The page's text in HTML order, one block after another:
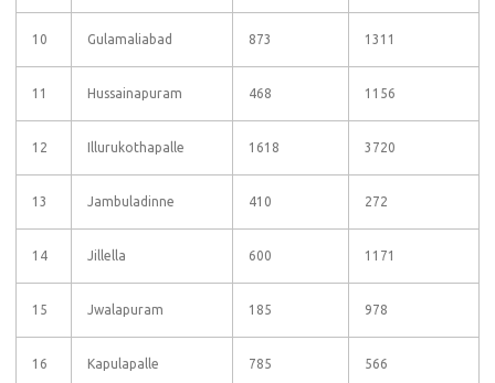
10 Gulamaliabad 873 1311
11 Hussainapuram 468 1156
12 Illurukothapalle 1618 3720
13 Jambuladinne 410 272
14 Jillella 600 1171
15 Jwalapuram 185 978
16 Kapulapalle 785 566